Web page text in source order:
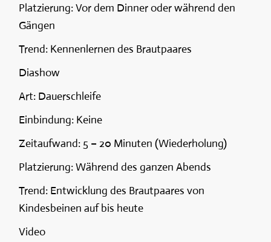
Platzierung: Vor dem Dinner oder während den
Gängen
Trend: Kennenlernen des Brautpaares
Diashow
Art: Dauerschleife
Einbindung: Keine
Zeitaufwand: 5 – 20 Minuten (Wiederholung)
Platzierung: Während des ganzen Abends
Trend: Entwicklung des Brautpaares von
Kindesbeinen auf bis heute
Video